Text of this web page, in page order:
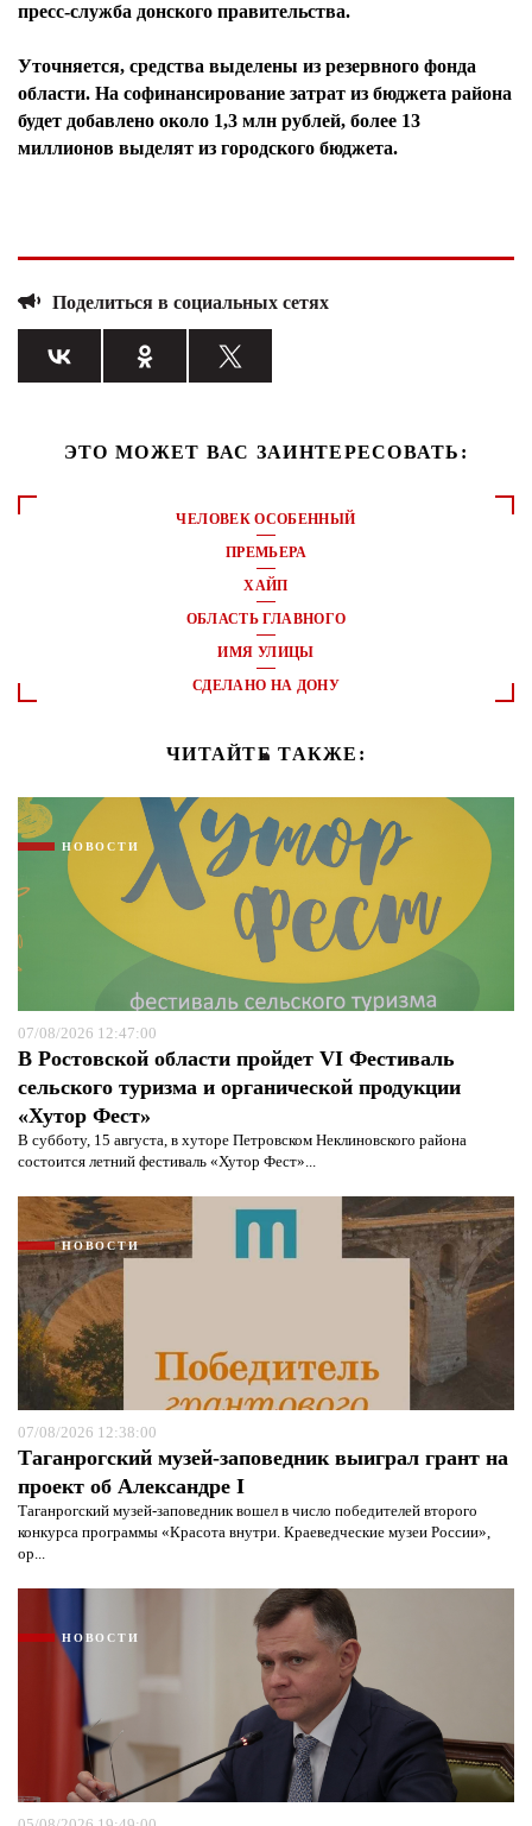
пресс-служба донского правительства.
Уточняется, средства выделены из резервного фонда
области. На софинансирование затрат из бюджета района
будет добавлено около 1,3 млн рублей, более 13
миллионов выделят из городского бюджета.
Поделиться в социальных сетях
ЭТО МОЖЕТ ВАС ЗАИНТЕРЕСОВАТЬ:
ЧЕЛОВЕК ОСОБЕННЫЙ
ПРЕМЬЕРА
ХАЙП
ОБЛАСТЬ ГЛАВНОГО
ИМЯ УЛИЦЫ
СДЕЛАНО НА ДОНУ
ЧИТАЙТЕ ТАКЖЕ:
НОВОСТИ
07/08/2026 12:47:00
В Ростовской области пройдет VI Фестиваль
сельского туризма и органической продукции
«Хутор Фест»
В субботу, 15 августа, в хуторе Петровском Неклиновского района
состоится летний фестиваль «Хутор Фест»...
НОВОСТИ
07/08/2026 12:38:00
Таганрогский музей-заповедник выиграл грант на
проект об Александре I
Таганрогский музей-заповедник вошел в число победителей второго
конкурса программы «Красота внутри. Краеведческие музеи России»,
ор...
НОВОСТИ